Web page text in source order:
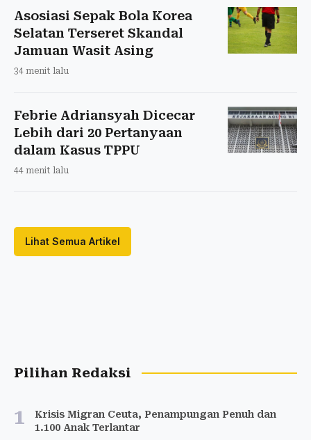
Asosiasi Sepak Bola Korea
Selatan Terseret Skandal
Jamuan Wasit Asing
34 menit lalu
Febrie Adriansyah Dicecar
Lebih dari 20 Pertanyaan
dalam Kasus TPPU
44 menit lalu
Lihat Semua Artikel
Pilihan Redaksi
1
Krisis Migran Ceuta, Penampungan Penuh dan
1.100 Anak Terlantar